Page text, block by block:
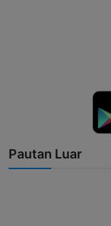
Pautan Luar